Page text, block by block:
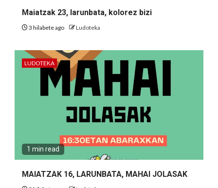
Maiatzak 23, larunbata, kolorez bizi
3 hilabete ago Ludoteka
LUDOTEKA
1 min read
MAIATZAK 16, LARUNBATA, MAHAI JOLASAK